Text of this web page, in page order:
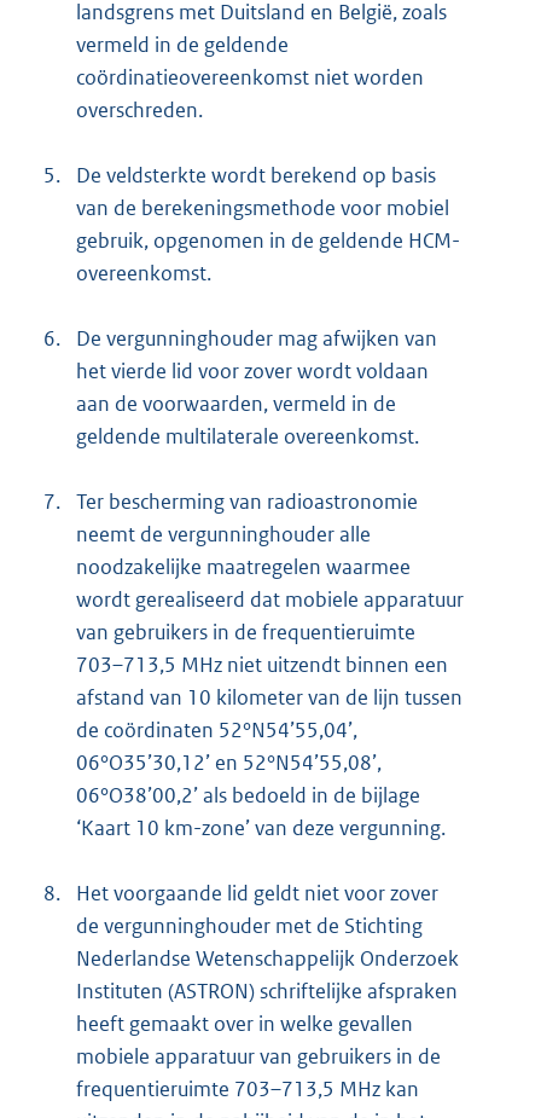
landsgrens met Duitsland en België, zoals
vermeld in de geldende
coördinatieovereenkomst niet worden
overschreden.
5.
De veldsterkte wordt berekend op basis
van de berekeningsmethode voor mobiel
gebruik, opgenomen in de geldende HCM-
overeenkomst.
6.
De vergunninghouder mag afwijken van
het vierde lid voor zover wordt voldaan
aan de voorwaarden, vermeld in de
geldende multilaterale overeenkomst.
7. Ter bescherming van radioastronomie
neemt de vergunninghouder alle
noodzakelijke maatregelen waarmee
wordt gerealiseerd dat mobiele apparatuur
van gebruikers in de frequentieruimte
703–713,5 MHz niet uitzendt binnen een
afstand van 10 kilometer van de lijn tussen
de coördinaten 52°N54’55,04’,
06°O35’30,12’ en 52°N54’55,08’,
06°O38’00,2’ als bedoeld in de bijlage
‘Kaart 10 km-zone’ van deze vergunning.
8.
Het voorgaande lid geldt niet voor zover
de vergunninghouder met de Stichting
Nederlandse Wetenschappelijk Onderzoek
Instituten (ASTRON) schriftelijke afspraken
heeft gemaakt over in welke gevallen
mobiele apparatuur van gebruikers in de
frequentieruimte 703–713,5 MHz kan